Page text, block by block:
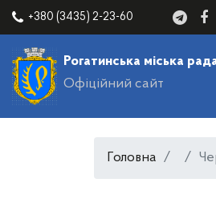
+380 (3435) 2-23-60
Рогатинська міська
Офіційний сайт
Головна